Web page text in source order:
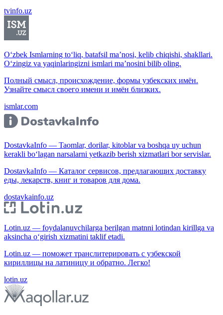
tvinfo.uz
O‘zbek Ismlarning to‘liq, batafsil ma’nosi, kelib chiqishi, shakllari.
O‘zingiz va yaqinlaringizni ismlari ma’nosini bilib oling.
Полный смысл, происхождение, формы узбекских имён.
Узнайте смысл своего имени и имён близких.
ismlar.com
DostavkaInfo — Taomlar, dorilar, kitoblar va boshqa uy uchun
kerakli bo‘lagan narsalarni yetkazib berish xizmatlari bor servislar.
DostavkaInfo — Каталог сервисов, предлагающих доставку
еды, лекарств, книг и товаров для дома.
dostavkainfo.uz
Lotin.uz — foydalanuvchilarga berilgan matnni lotindan kirillga va
aksincha o‘girish xizmatini taklif etadi.
Lotin.uz — поможет транслитерировать с узбекской
кириллицы на латиницу и обратно. Легко!
lotin.uz